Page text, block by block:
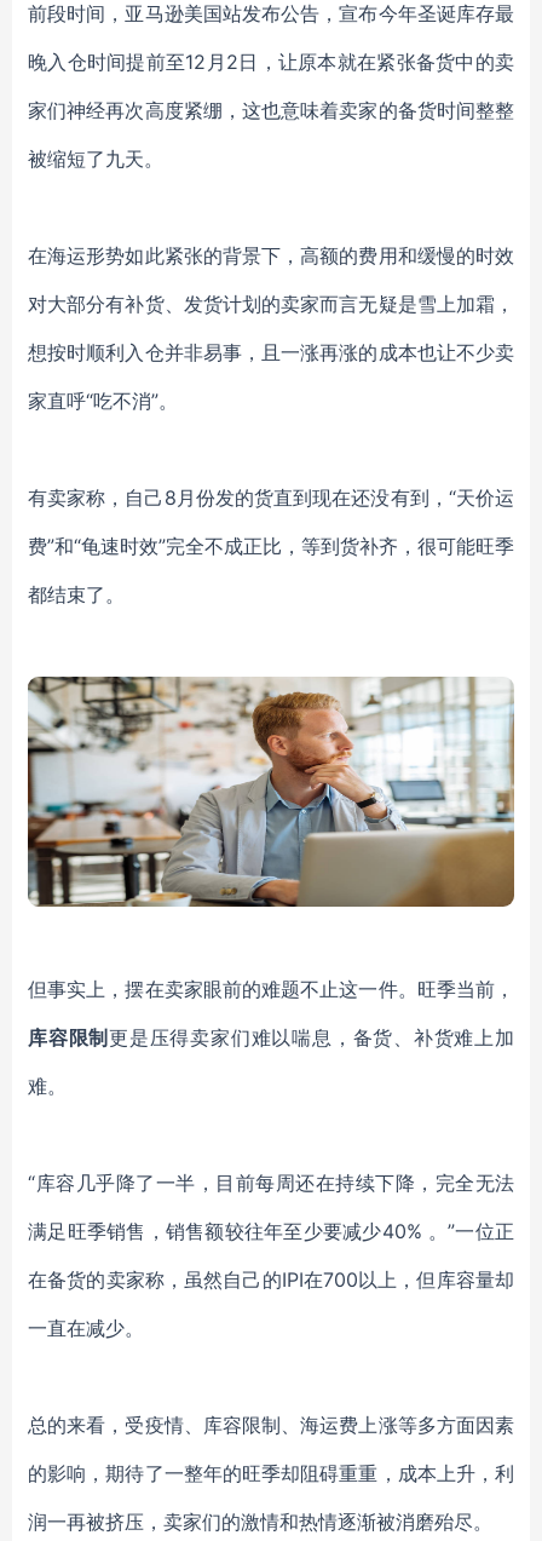
前段时间，亚马逊美国站发布公告，宣布今年圣诞库存最
晚入仓时间提前至12月2日，让原本就在紧张备货中的卖
家们神经再次高度紧绷，这也意味着卖家的备货时间整整
被缩短了九天。
在海运形势如此紧张的背景下，高额的费用和缓慢的时效
对大部分有补货、发货计划的卖家而言无疑是雪上加霜，
想按时顺利入仓并非易事，且一涨再涨的成本也让不少卖
家直呼“吃不消”。
有卖家称，自己 8月份发的货直到现在还没有到，“天价运
费”和“龟速时效”完全不成正比，等到货补齐，很可能旺季
都结束了。
但事实上，摆在卖家眼前的难题不止这一件。旺季当前，
库容限制更是压得卖家们难以喘息，备货、补货难上加
难。
“库容几乎降了一半，目前每周还在持续下降，完全无法
满足旺季销售，销售额较往年至少要减少40% 。”一位正
在备货的卖家称，虽然自己的IPI在700以上，但库容量却
一直在减少。
总的来看，受疫情、库容限制、海运费上涨等多方面因素
的影响，期待了一整年的旺季却阻碍重重，成本上升，利
润一再被挤压，卖家们的激情和热情逐渐被消磨殆尽。